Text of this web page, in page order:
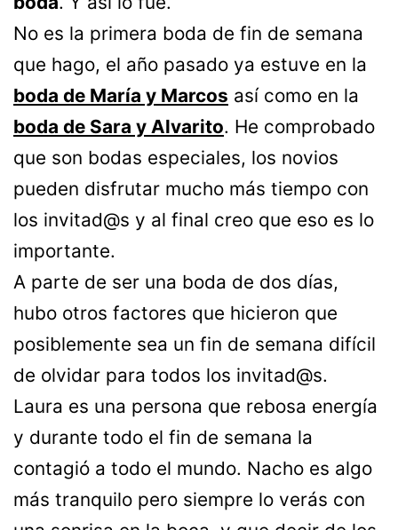
No es la primera boda de fin de semana
que hago, el año pasado ya estuve en la
boda de María y Marcos así como en la
boda de Sara y Alvarito. He comprobado
que son bodas especiales, los novios
pueden disfrutar mucho más tiempo con
los invitad@s y al final creo que eso es lo
importante.
A parte de ser una boda de dos días,
hubo otros factores que hicieron que
posiblemente sea un fin de semana difícil
de olvidar para todos los invitad@s.
Laura es una persona que rebosa energía
y durante todo el fin de semana la
contagió a todo el mundo. Nacho es algo
más tranquilo pero siempre lo verás con